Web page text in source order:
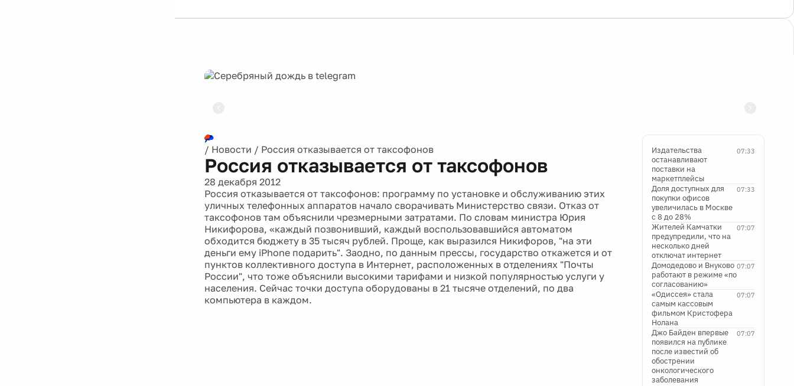
/ Новости / Россия отказывается от таксофонов
Россия отказывается от таксофонов
28 декабря 2012
Россия отказывается от таксофонов: программу по установке и обслуживанию этих
уличных телефонных аппаратов начало сворачивать Министерство связи. Отказ от
таксофонов там объяснили чрезмерными затратами. По словам министра Юрия
Никифорова, «каждый позвонивший, каждый воспользовавшийся автоматом
обходится бюджету в 35 тысяч рублей. Проще, как выразился Никифоров, "на эти
деньги ему iPhone подарить". Заодно, по данным прессы, государство откажется и от
пунктов коллективного доступа в Интернет, расположенных в отделениях "Почты
России", что тоже объяснили высокими тарифами и низкой популярностью услуги у
населения. Сейчас точки доступа оборудованы в 21 тысяче отделений, по два
компьютера в каждом.
07:33
Издательства
останавливают
поставки на
маркетплейсы
07:33
Доля доступных для
покупки офисов
увеличилась в Москве
с 8 до 28%
07:07
Жителей Камчатки
предупредили, что на
несколько дней
отключат интернет
07:07
Домодедово и Внуково
работают в режиме «по
согласованию»
07:07
«Одиссея» стала
самым кассовым
фильмом Кристофера
Нолана
07:07
Джо Байден впервые
появился на публике
после известий об
обострении
онкологического
заболевания